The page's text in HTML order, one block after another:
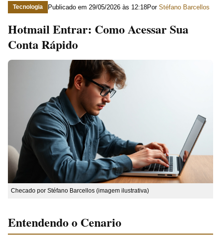
Tecnologia Publicado em 29/05/2026 às 12:18Por Stéfano Barcellos
Hotmail Entrar: Como Acessar Sua
Conta Rápido
Checado por Stéfano Barcellos (imagem ilustrativa)
Entendendo o Cenario